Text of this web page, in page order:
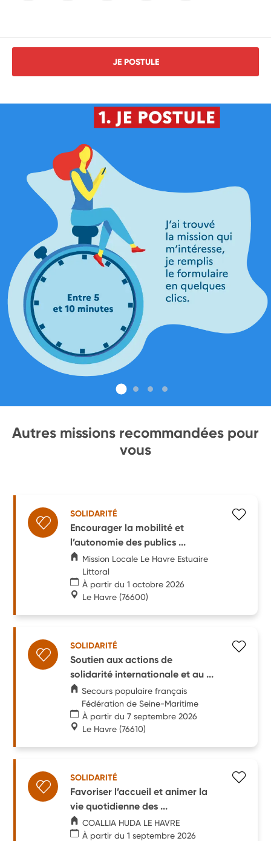
JE POSTULE
Autres missions recommandées pour
vous
SOLIDARITÉ
Encourager la mobilité et
l’autonomie des publics ...
Mission Locale Le Havre Estuaire
Littoral
À partir du 1 octobre 2026
Le Havre (76600)
SOLIDARITÉ
Soutien aux actions de
solidarité internationale et au ...
Secours populaire français
Fédération de Seine-Maritime
À partir du 7 septembre 2026
Le Havre (76610)
SOLIDARITÉ
Favoriser l’accueil et animer la
vie quotidienne des ...
COALLIA HUDA LE HAVRE
À partir du 1 septembre 2026